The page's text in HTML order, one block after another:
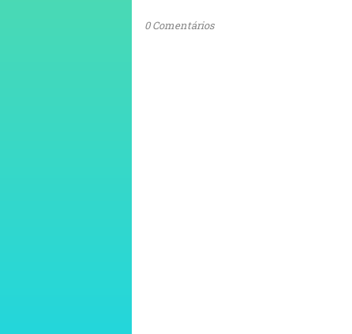
0 Comentários